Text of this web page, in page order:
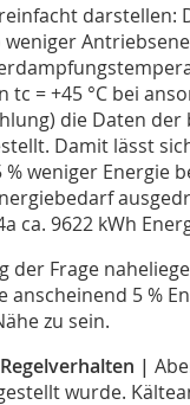
darstellen:
= +45 °C bei
die Daten
Damit lässt
% weniger
ca. 9622 kWh
der Frage
anscheinend 5 %
zu sein.
|
wurde.